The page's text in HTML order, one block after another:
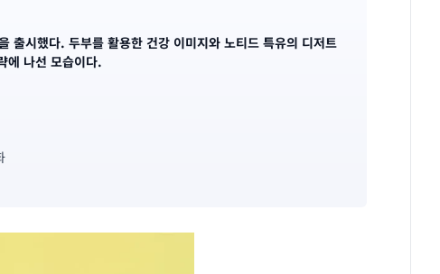
출시했다. 두부를 활용한 건강 이미지와 노티드 특유의 디저트
에 나선 모습이다.